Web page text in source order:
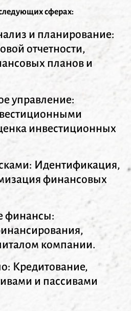
сферах:
и планирование:
отчетности,
планов и
управление:
инвестиционных
Идентификация,
финансовых
финансы:
компании.
Кредитование,
и пассивами